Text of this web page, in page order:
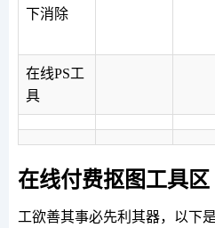
下消除
在线PS工
具
在线付费抠图工具区
工欲善其事必先利其器，以下